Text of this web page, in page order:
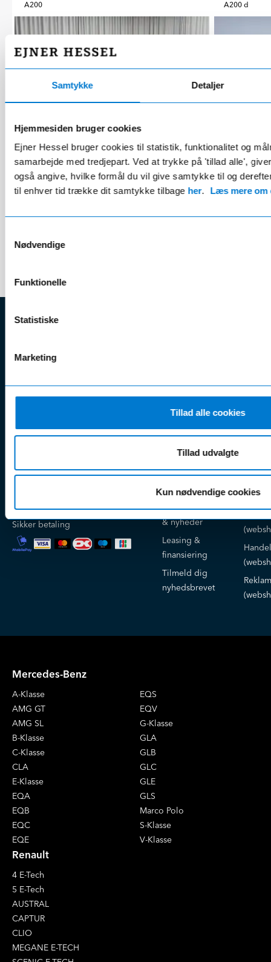
Samtykke Detaljer
Hjemmesiden bruger cookies
Ejner Hessel bruger cookies til statistik, funktionalitet og
samarbejde med tredjepart. Ved at trykke på 'tillad alle',
også angive, hvilke formål du vil give samtykke til og
til enhver tid trække dit samtykke tilbage her. Læs mere om
Nødvendige
Funktionelle
Statistiske
Marketing
Tillad alle cookies
Tillad udvalgte
Kun nødvendige cookies
A200
Roskilde
Kontant 279.900 kr.
A200 d
Vejle
Kontant
Ejner Hessel A/S
CVR nr.:58811211
Man - Fre:
Sikker betaling
serviceaftaler
Guides, tips
& tricks
Kampagner
& nyheder
Leasing &
finansiering
Tilmeld dig
nyhedsbrevet
Mercedes-Benz
A-Klasse
AMG GT
AMG SL
B-Klasse
C-Klasse
CLA
E-Klasse
EQA
EQB
EQC
EQE
EQS
EQV
G-Klasse
GLA
GLB
GLC
GLE
GLS
Marco Polo
S-Klasse
V-Klasse
Renault
4 E-Tech
5 E-Tech
AUSTRAL
CAPTUR
CLIO
MEGANE E-TECH